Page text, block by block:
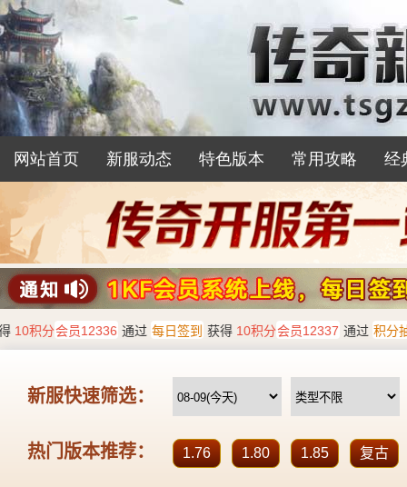
网站首页 新服动态 特色版本 常用攻略 经